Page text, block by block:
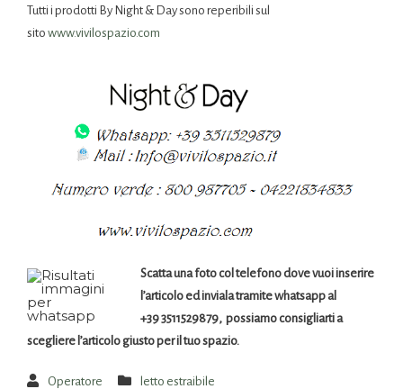
Tutti i prodotti By Night & Day sono reperibili sul
sito www.vivilospazio.com
Scatta una foto col telefono dove vuoi inserire
l’articolo ed inviala tramite whatsapp al
+39 3511529879, possiamo consigliarti a
scegliere l’articolo giusto per il tuo spazio.
Operatore letto estraibile